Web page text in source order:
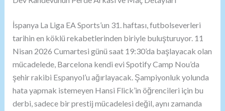
İspanya La Liga EA Sports’un 31. haftası, futbolseverleri
tarihin en köklü rekabetlerinden biriyle buluşturuyor. 11
Nisan 2026 Cumartesi günü saat 19:30’da başlayacak olan
mücadelede, Barcelona kendi evi Spotify Camp Nou’da
şehir rakibi Espanyol’u ağırlayacak. Şampiyonluk yolunda
hata yapmak istemeyen Hansi Flick’in öğrencileri için bu
derbi, sadece bir prestij mücadelesi değil, aynı zamanda